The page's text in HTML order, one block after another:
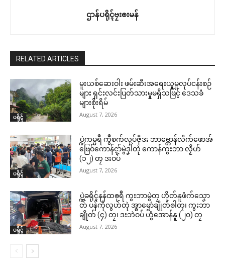
ဌာန်ပရိုၚ်ဗၠးၜးမန်
RELATED ARTICLES
ပရိုၚ်
မူးယစ်ဆေးဝါး ဖမ်းဆီးအရေးယူမှုလုပ်ငန်းစဉ်
များ ရှင်းလင်းပြတ်သားမှုမရှိသဖြင့် ဒေသခံ
များစိုးရိမ်
August 7, 2026
ပရိုၚ်
ပ္ဍဲကမ္မရဳ ကွဳစက်လုပ်ဇီုဒး ဘာဗ္တောန်လိက်ဖောအ်
ဗြေဝ်ကောန်ၚာ်မွဲဒၞါဲတုဲ ကောန်ကွးဘာ လၟိဟ်
(၁၂) တၠ ဒးဝပ်
August 7, 2026
ပရိုၚ်
ပ္ဍဲခရိုၚ်နန်ထၜုရဳ ကွးဘာမွဲတၠ ဟိုတ်နူဖံက်သၞော
တ် ပန်ကဵုလွဟ်တုဲ အ္စာၝောံချိုတ်ၜါတၠ၊ ကွးဘာ
ချိုတ် (၄) တၠ၊ ဒးဘဲဝပ် ဟွံအောန်နူ (၂၀) တၠ
August 7, 2026